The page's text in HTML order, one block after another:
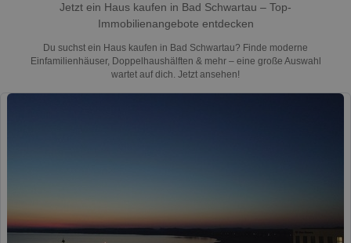
Jetzt ein Haus kaufen in Bad Schwartau – Top-
Immobilienangebote entdecken
Du suchst ein Haus kaufen in Bad Schwartau? Finde moderne
Einfamilienhäuser, Doppelhaushälften & mehr – eine große Auswahl
wartet auf dich. Jetzt ansehen!